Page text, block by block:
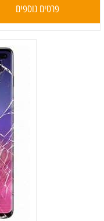
פרטים נוספים